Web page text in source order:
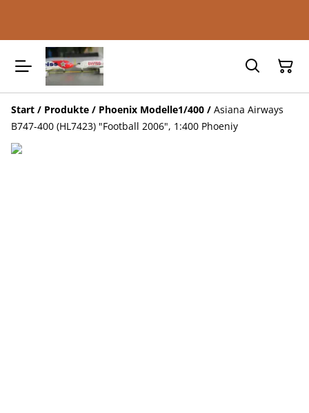
Start / Produkte / Phoenix Modelle1/400 / Asiana Airways
B747-400 (HL7423) "Football 2006", 1:400 Phoeniy